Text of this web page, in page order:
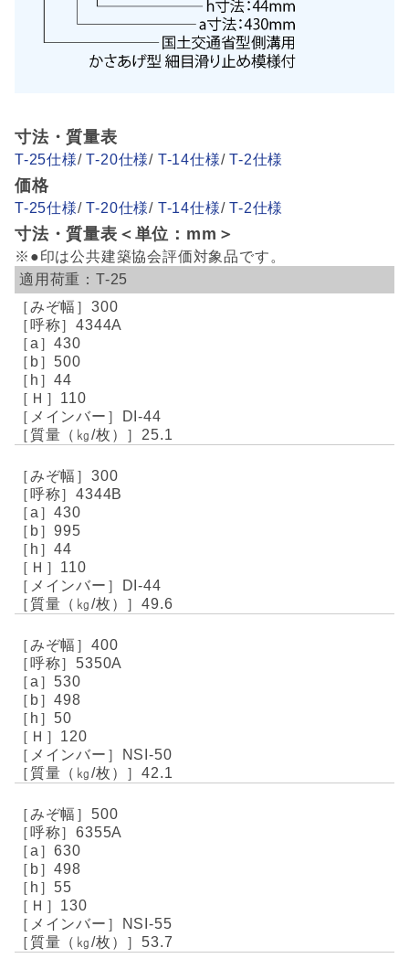
寸法・質量表
T-25仕様/T-20仕様/ T-14仕様/T-2仕様
価格
T-25仕様/T-20仕様/ T-14仕様/T-2仕様
寸法・質量表＜単位：mm＞
※●印は公共建築協会評価対象品です。
T-25
300
4344A
430
500
44
110
DI-44
25.1
300
4344B
430
995
44
110
DI-44
49.6
400
5350A
530
498
50
120
NSI-50
42.1
500
6355A
630
498
55
130
NSI-55
53.7